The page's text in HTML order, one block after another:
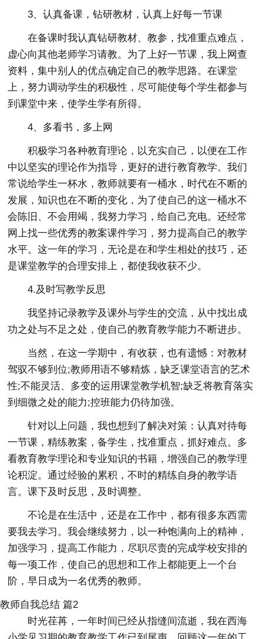
3、认真备课，钻研教材，认真上好每一节课
在备课时我认真钻研教材、教参，找准重点难点，
虚心向其他老师学习请教。为了上好一节课，我上网查
资料，集中别人的优点确定自己的教学思路。在课堂
上，努力调动学生的积极性，尽可能使每个学生都参与
到课堂中来，使学生学有所得。
4、多看书，多上网
积极学习各种教育理论，以充实自己，以便在工作
中以坚实的理论作为指导，更好的进行教育教学。我们
常说给学生一杯水，教师就要有一桶水，时代在不断的
发展，知识也在不断的变化，为了使自己的这一桶水不
会陈旧、不会用竭，我努力学习，给自己充电。还经常
网上找一些优秀的教案课件学习，努力提高自己的教学
水平。这一年的学习，无论是在和学生相处的技巧，还
是课堂教学的合理安排上，都使我收获不少。
4.及时写教学反思
我坚持记录教学及课外与学生的交流，从中找出成
功之处与不足之处，使自己的教育教学能力不断进步。
当然，在这一学期中，有收获，也有遗憾：对教材
驾驭不够到位;教师用语不够精炼，缺乏课堂语言的艺术
性;不能灵活、多变的运用课堂教学机智;缺乏将教育落实
到细微之处的能力;控班能力仍待加强。
针对以上问题，我也想到了解决对策：认真对待每
一节课，精练教案，备学生，找准重点，抓好难点。多
看教育教学理论和专业知识的书籍，增强自己的教学理
论积淀。通过经验的累积，不时的精练自身的教学语
言。课下及时反思，及时调整。
不论是在生活中，还是在工作中，都有很多东西需
要我去学习。我会继续努力，以一种饱满向上的精神，
加强学习，提高工作能力，尽职尽责的完成学校安排的
每一项工作，使自己的思想和工作上都能更上一个台
阶，早日成为一名优秀的教师。
教师自我总结 篇2
时光荏苒，一年时间已经从指缝间流逝，我在西海